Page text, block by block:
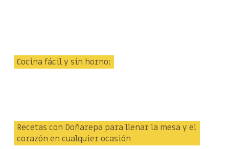
Cocina fácil y sin horno:
Recetas con Doñarepa para llenar la mesa y el
corazón en cualquier ocasión